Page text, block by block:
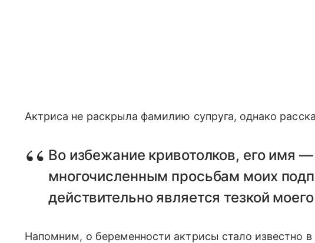
Актриса не раскрыла фамилию супруга, однако
Во избежание кривотолков, его имя
многочисленным просьбам моих
действительно является тезкой
Напомним, о беременности актрисы стало известно в